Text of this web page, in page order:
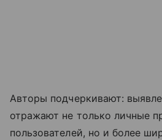
Авторы подчеркивают:
отражают не только личные
пользователей, но и более